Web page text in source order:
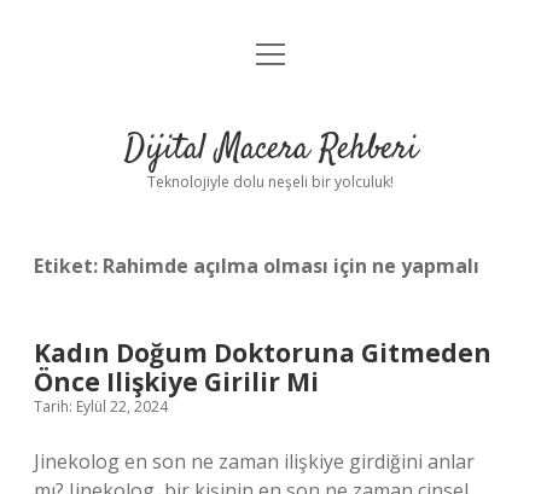
Anasayfa
Yasal Uyarı
menüyü
Dijital Macera Rehberi
Teknolojiyle dolu neşeli bir yolculuk!
Etiket: Rahimde açılma olması için ne yapmalı
Kadın Doğum Doktoruna Gitmeden
Önce Ilişkiye Girilir Mi
Tarih: Eylül 22, 2024
Jinekolog en son ne zaman ilişkiye girdiğini anlar